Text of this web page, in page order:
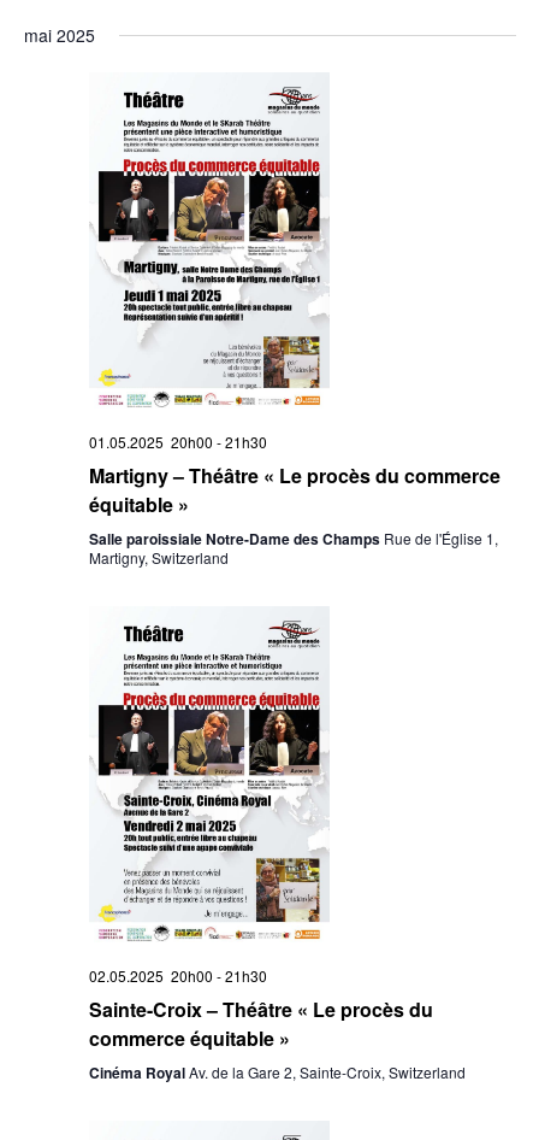
mai 2025
01.05.2025 20h00 -21h30
Martigny – Théâtre « Le procès du commerce
équitable »
Salle paroissiale Notre-Dame des Champs Rue de l'Église 1,
Martigny, Switzerland
02.05.2025 20h00 -21h30
Sainte-Croix – Théâtre « Le procès du
commerce équitable »
Cinéma RoyalAv. de la Gare 2, Sainte-Croix, Switzerland